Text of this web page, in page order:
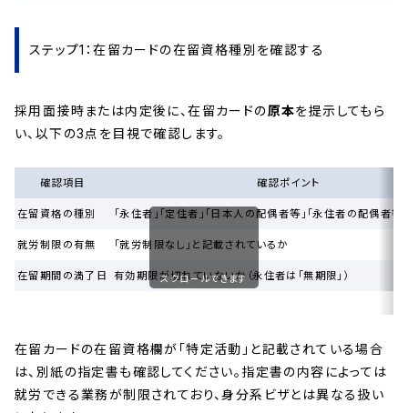
ステップ1：在留カードの在留資格種別を確認する
採用面接時または内定後に、在留カードの原本を提示してもら
い、以下の3点を目視で確認します。
確認項目 確認ポイント
在留資格の種別 「永住者」「定住者」「日本人の配偶者等」「永住者の配偶者等
就労制限の有無 「就労制限なし」と記載されているか
在留期間の満了日 有効期限が切れていないか（永住者は「無期限」）
スクロールできます
在留カードの在留資格欄が「特定活動」と記載されている場合
は、別紙の指定書も確認してください。指定書の内容によっては
就労できる業務が制限されており、身分系ビザとは異なる扱い